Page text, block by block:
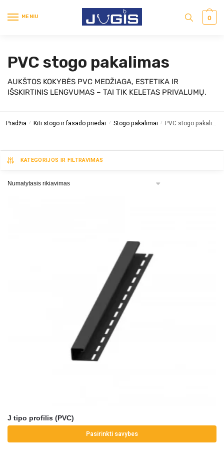
MENIU 0
PVC stogo pakalimas
AUKŠTOS KOKYBĖS PVC MEDŽIAGA, ESTETIKA IR
IŠSKIRTINIS LENGVUMAS – TAI TIK KELETAS PRIVALUMŲ.
Pradžia / Kiti stogo ir fasado priedai / Stogo pakalimai / PVC stogo pakalimas
KATEGORIJOS IR FILTRAVIMAS
J tipo profilis (PVC)
Pasirinkti savybes